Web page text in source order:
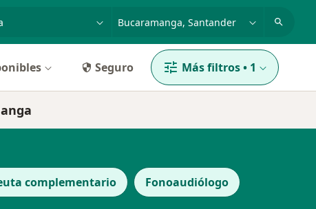
Seguro Más filtros• 1
complementario Fonoaudiólogo